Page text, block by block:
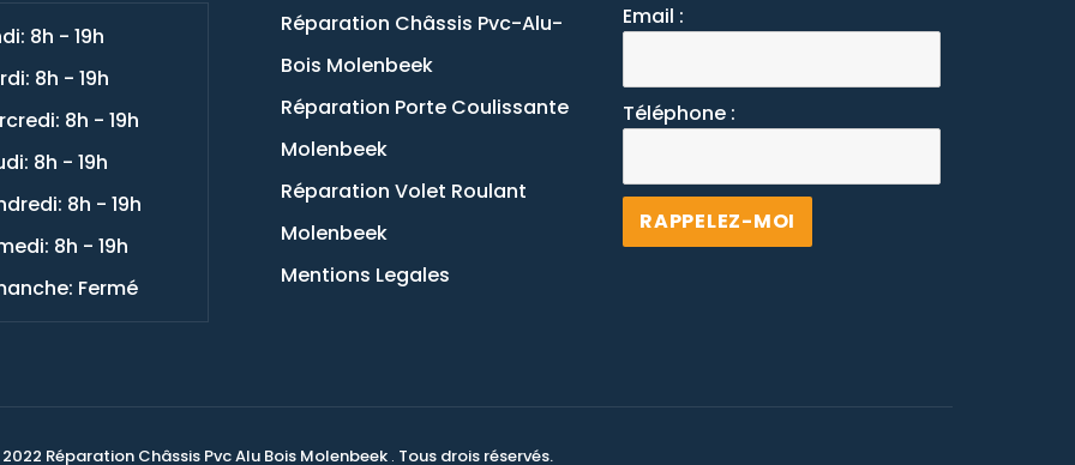
8h - 19h
8h - 19h
8h - 19h
8h - 19h
8h - 19h
8h - 19h
Fermé
Réparation Châssis Pvc-Alu-
Bois Molenbeek
Réparation Porte Coulissante
Molenbeek
Réparation Volet Roulant
Molenbeek
Mentions Legales
Email :
Téléphone :
Réparation Châssis Pvc Alu Bois Molenbeek . Tous drois réservés.